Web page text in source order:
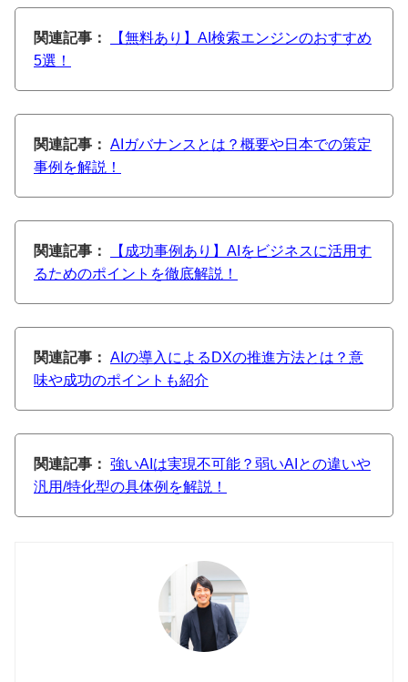
関連記事：
【無料あり】AI検索エンジンのおすすめ
5選！
関連記事： AIガバナンスとは？概要や日本での策定
事例を解説！
関連記事：
【成功事例あり】AIをビジネスに活用す
るためのポイントを徹底解説！
関連記事： AIの導入によるDXの推進方法とは？意
味や成功のポイントも紹介
関連記事： 強いAIは実現不可能？弱いAIとの違いや
汎用/特化型の具体例を解説！